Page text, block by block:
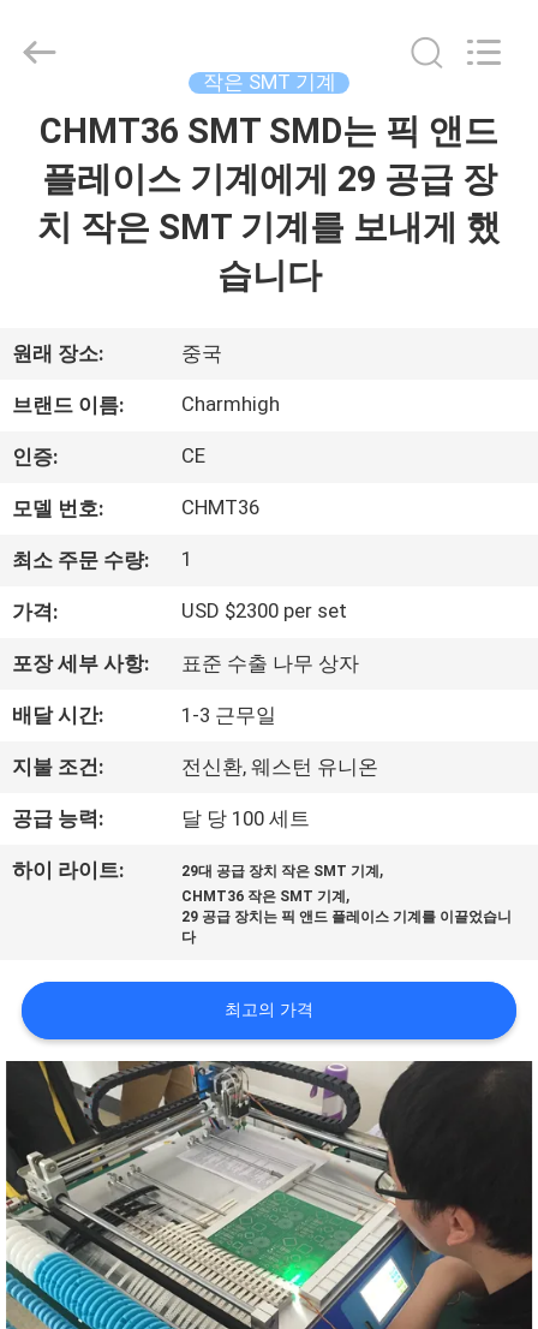
비
디
오
우
리
에
관
한
것
공
학
관
리
저
Copyright
CHARMHIGH
LIMITED.
Reserved.
작은 SMT 기계
CHMT36 SMT SMD는 픽 앤드
플레이스 기계에게 29 공급 장
치 작은 SMT 기계를 보내게 했
습니다
원래 장소: 중국
브랜드 이름: Charmhigh
인증: CE
모델 번호: CHMT36
최소 주문 수량: 1
가격: USD $2300 per set
포장 세부 사항: 표준 수출 나무 상자
배달 시간: 1-3 근무일
지불 조건: 전신환, 웨스턴 유니온
공급 능력: 달 당 100 세트
하이 라이트: 29대 공급 장치 작은 SMT 기계 ,
CHMT36 작은 SMT 기계 ,
29 공급 장치는 픽 앤드 플레이스 기계를 이끌었습니
다
최고의 가격